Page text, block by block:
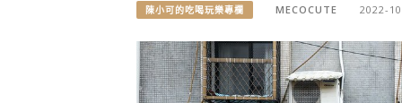
陳小可的吃喝玩樂專欄 MECOCUTE 2022-